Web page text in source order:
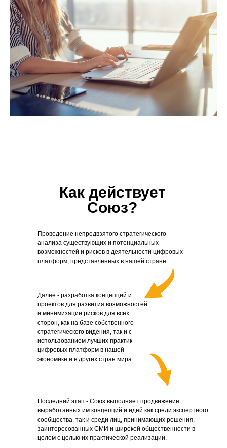
Как действует
Союз?
Проведение непредвзятого стратегического
анализа существующих и потенциальных
возможностей и рисков в деятельности цифровых
платформ, представленных в нашей стране.
Далее - разработка концепций и
проектов для развития возможностей
и минимизации рисков для всех
сторон, как на базе собственного
стратегического видения, так и с
использованием лучших практик
цифровых платформ в нашей
экономике и в других стран мира.
Последний этап - Союз выполняет продвижение
выработанных им концепций и идей как среди экспертного
сообщества, так и среди лиц, принимающих решения,
заинтересованных СМИ и широкой общественности в
целом с целью их практической реализации.
СВЯЖИТЕСЬ С НАМИ
info@soyuztsifrovoymir.ru
email
+7 (495) 025-28-00
телефон
Rutube
ЯндексДзен
ВКонтакте